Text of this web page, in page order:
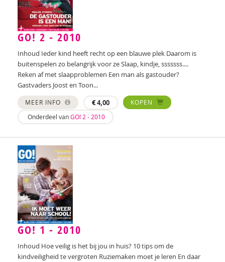
Josette Hoex
Josette Hoex
Nicky Ingels
Juul Klarenbeek
Katrien van Laere
Lien Van Laere
Liesbeth Lambert
Irma Land
Leontien Noorlander
Mandy Pijl
Elke van Riel
Ellen Rutgeerts
Wilma Schepers
GO! 2 - 2010
Inhoud Ieder kind heeft recht op een blauwe plek Daarom is
buitenspelen zo belangrijk voor ze Slaap, kindje, sssssss....
Reken af met slaapproblemen Een man als gastouder?
Gastvaders Joost en Toon...
MEER INFO €4,00
KOPEN
Onderdeel vanGO! 2 - 2010
GO! 1 - 2010
Inhoud Hoe veilig is het bij jou in huis? 10 tips om de
kindveiligheid te vergroten Ruziemaken moet je leren En daar